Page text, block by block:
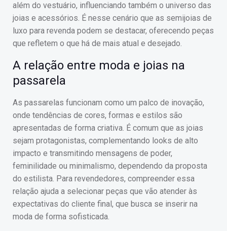
além do vestuário, influenciando também o universo das
joias e acessórios. É nesse cenário que as semijoias de
luxo para revenda podem se destacar, oferecendo peças
que refletem o que há de mais atual e desejado.
A relação entre moda e joias na
passarela
As passarelas funcionam como um palco de inovação,
onde tendências de cores, formas e estilos são
apresentadas de forma criativa. É comum que as joias
sejam protagonistas, complementando looks de alto
impacto e transmitindo mensagens de poder,
feminilidade ou minimalismo, dependendo da proposta
do estilista. Para revendedores, compreender essa
relação ajuda a selecionar peças que vão atender às
expectativas do cliente final, que busca se inserir na
moda de forma sofisticada.